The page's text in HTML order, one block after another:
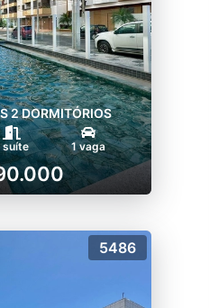
2 DORMITÓRIOS
suíte 1 vaga
5486